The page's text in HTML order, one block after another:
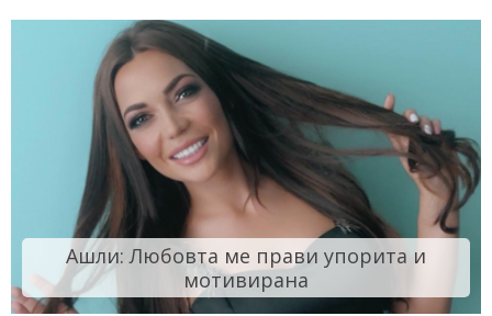
Ашли: Любовта ме прави упорита и
мотивирана